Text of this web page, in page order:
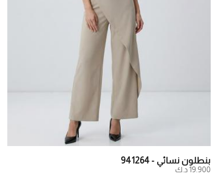
بنطلون نسائي - 941264
19.900 د.ك